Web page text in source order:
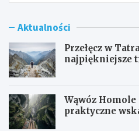
Aktualności
Przełęcz w
najpiękniejsze
Wąwóz Homole
praktyczne